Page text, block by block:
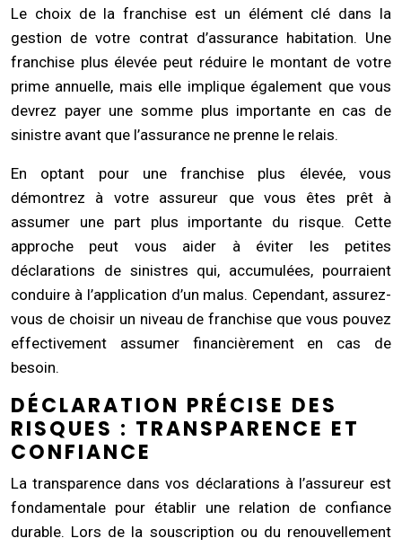
Le choix de la franchise est un élément clé dans la
gestion de votre contrat d’assurance habitation. Une
franchise plus élevée peut réduire le montant de votre
prime annuelle, mais elle implique également que vous
devrez payer une somme plus importante en cas de
sinistre avant que l’assurance ne prenne le relais.
En optant pour une franchise plus élevée, vous
démontrez à votre assureur que vous êtes prêt à
assumer une part plus importante du risque. Cette
approche peut vous aider à éviter les petites
déclarations de sinistres qui, accumulées, pourraient
conduire à l’application d’un malus. Cependant, assurez-
vous de choisir un niveau de franchise que vous pouvez
effectivement assumer financièrement en cas de
besoin.
DÉCLARATION PRÉCISE DES
RISQUES : TRANSPARENCE ET
CONFIANCE
La transparence dans vos déclarations à l’assureur est
fondamentale pour établir une relation de confiance
durable. Lors de la souscription ou du renouvellement